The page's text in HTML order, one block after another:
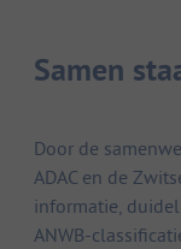
Samen
Door de
ADAC en de
informatie,
ANWB-